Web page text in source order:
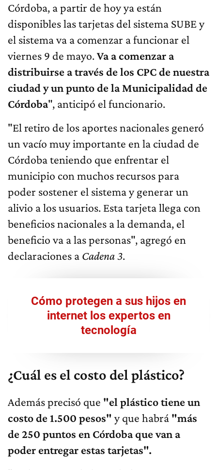
Córdoba, a partir de hoy ya están
disponibles las tarjetas del sistema SUBE y
el sistema va a comenzar a funcionar el
viernes 9 de mayo.Va a comenzar a
distribuirse a través de los CPC de nuestra
ciudad y un punto de la Municipalidad de
Córdoba", anticipó el funcionario.
"El retiro de los aportes nacionales generó
un vacío muy importante en la ciudad de
Córdoba teniendo que enfrentar el
municipio con muchos recursos para
poder sostener el sistema y generar un
alivio a los usuarios. Esta tarjeta llega con
beneficios nacionales a la demanda, el
beneficio va a las personas", agregó en
declaraciones a Cadena 3.
Cómo protegen a sus hijos en
internet los expertos en
tecnología
¿Cuál es el costo del plástico?
Además precisó que "el plástico tiene un
costo de 1.500 pesos" y que habrá "más
de 250 puntos en Córdoba que van a
poder entregar estas tarjetas".